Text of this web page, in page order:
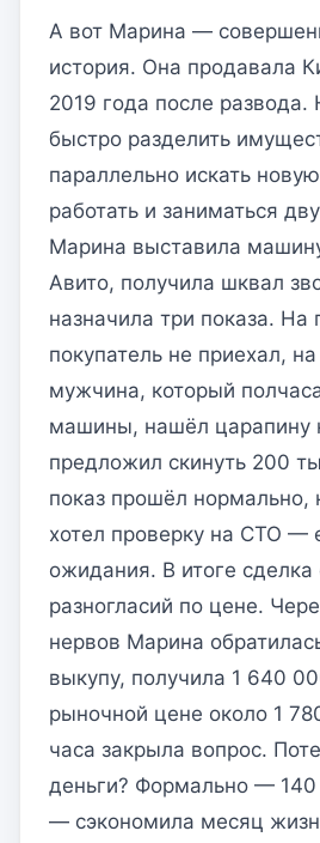
А вот Марина —
история. Она продавала
2019 года после
быстро разделить
параллельно искать
работать и заниматься
Марина выставила
Авито, получила шквал
назначила три показа. На
покупатель не приехал,
мужчина, который
машины, нашёл царапину
предложил скинуть 200
показ прошёл нормально,
хотел проверку на СТО —
ожидания. В итоге сделка
разногласий по цене.
нервов Марина
выкупу, получила 1 640
рыночной цене около 1
часа закрыла вопрос.
деньги? Формально —
— сэкономила месяц